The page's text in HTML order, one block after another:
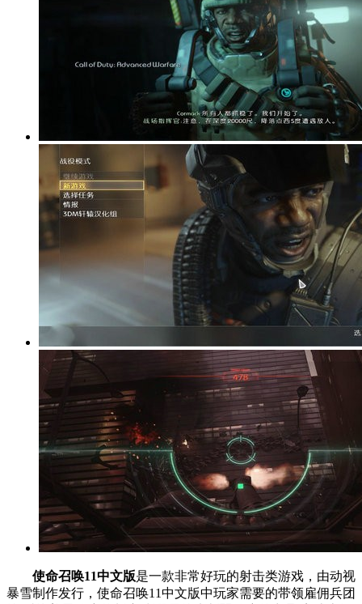
使命召唤11中文版是一款非常好玩的射击类游戏，由动视
暴雪制作发行，使命召唤11中文版中玩家需要的带领雇佣兵团